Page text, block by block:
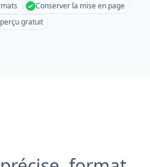
Conserver la mise en page
gratuit